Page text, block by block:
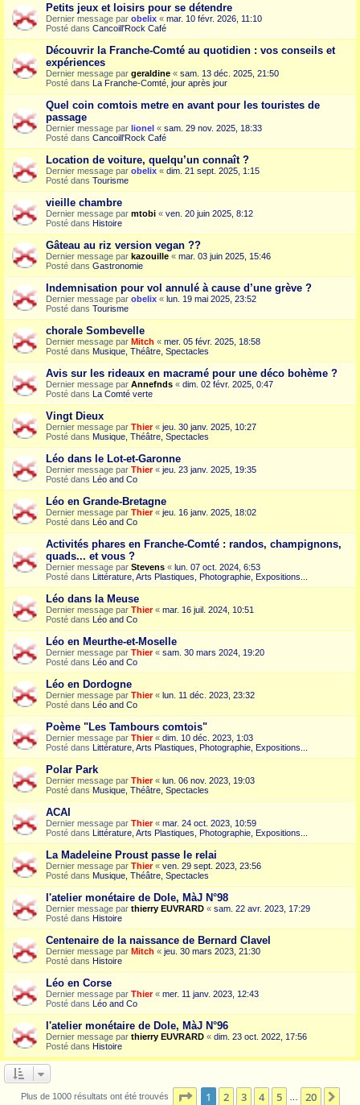
Petits jeux et loisirs pour se détendre
Dernier message par obelix « mar. 10 févr. 2026, 11:10
Posté dans Cancoill'Rock Café
Découvrir la Franche-Comté au quotidien : vos conseils et
expériences
Dernier message par geraldine « sam. 13 déc. 2025, 21:50
Posté dans La Franche-Comté, jour après jour
Quel coin comtois metre en avant pour les touristes de
passage
Dernier message par lionel « sam. 29 nov. 2025, 18:33
Posté dans Cancoill'Rock Café
Location de voiture, quelqu’un connaît ?
Dernier message par obelix « dim. 21 sept. 2025, 1:15
Posté dans Tourisme
vieille chambre
Dernier message par mtobi « ven. 20 juin 2025, 8:12
Posté dans Histoire
Gâteau au riz version vegan ??
Dernier message par kazouille « mar. 03 juin 2025, 15:46
Posté dans Gastronomie
Indemnisation pour vol annulé à cause d’une grève ?
Dernier message par obelix « lun. 19 mai 2025, 23:52
Posté dans Tourisme
chorale Sombevelle
Dernier message par Mitch « mer. 05 févr. 2025, 18:58
Posté dans Musique, Théâtre, Spectacles
Avis sur les rideaux en macramé pour une déco bohème ?
Dernier message par Annefnds « dim. 02 févr. 2025, 0:47
Posté dans La Comté verte
Vingt Dieux
Dernier message par Thier« jeu. 30 janv. 2025, 10:27
Posté dans Musique, Théâtre, Spectacles
Léo dans le Lot-et-Garonne
Dernier message par Thier« jeu. 23 janv. 2025, 19:35
Posté dans Léo and Co
Léo en Grande-Bretagne
Dernier message par Thier« jeu. 16 janv. 2025, 18:02
Posté dans Léo and Co
Activités phares en Franche-Comté : randos, champignons,
quads... et vous ?
Dernier message par Stevens « lun. 07 oct. 2024, 6:53
Posté dans Littérature, Arts Plastiques, Photographie, Expositions...
Léo dans la Meuse
Dernier message par Thier« mar. 16 juil. 2024, 10:51
Posté dans Léo and Co
Léo en Meurthe-et-Moselle
Dernier message par Thier« sam. 30 mars 2024, 19:20
Posté dans Léo and Co
Léo en Dordogne
Dernier message par Thier« lun. 11 déc. 2023, 23:32
Posté dans Léo and Co
Poème "Les Tambours comtois"
Dernier message par Thier« dim. 10 déc. 2023, 1:03
Posté dans Littérature, Arts Plastiques, Photographie, Expositions...
Polar Park
Dernier message par Thier« lun. 06 nov. 2023, 19:03
Posté dans Musique, Théâtre, Spectacles
ACAI
Dernier message par Thier« mar. 24 oct. 2023, 10:59
Posté dans Littérature, Arts Plastiques, Photographie, Expositions...
La Madeleine Proust passe le relai
Dernier message par Thier« ven. 29 sept. 2023, 23:56
Posté dans Musique, Théâtre, Spectacles
l'atelier monétaire de Dole, MàJ N°98
Dernier message par thierry EUVRARD « sam. 22 avr. 2023, 17:29
Posté dans Histoire
Centenaire de la naissance de Bernard Clavel
Dernier message par Mitch « jeu. 30 mars 2023, 21:30
Posté dans Histoire
Léo en Corse
Dernier message par Thier« mer. 11 janv. 2023, 12:43
Posté dans Léo and Co
l'atelier monétaire de Dole, MàJ N°96
Dernier message par thierry EUVRARD « dim. 23 oct. 2022, 17:56
Posté dans Histoire
Plus de 1000 résultats ont été trouvés Page 1sur20
1 2 3 4 5 20